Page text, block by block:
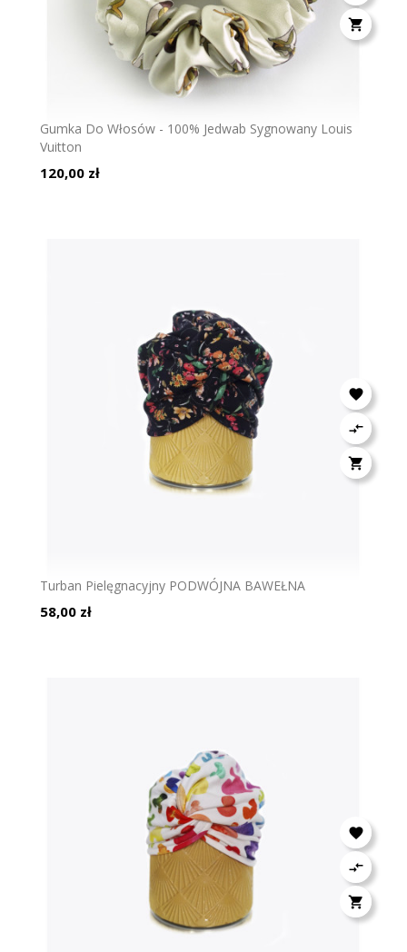

Gumka Do Włosów - 100% Jedwab Sygnowany Louis
Vuitton
Cena
120,00 zł



Turban Pielęgnacyjny PODWÓJNA BAWEŁNA
Cena
58,00 zł


